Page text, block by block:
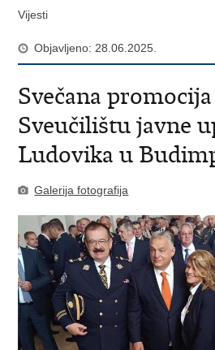
Vijesti
Objavljeno: 28.06.2025.
Svečana
Sveučilištu javne
Ludovika u
Galerija fotografija